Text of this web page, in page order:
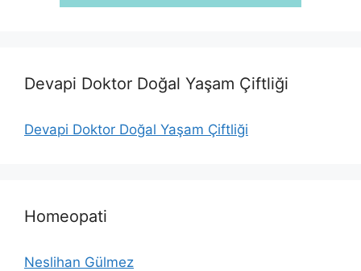
Devapi Doktor Doğal Yaşam Çiftliği
Devapi Doktor Doğal Yaşam Çiftliği
Homeopati
Neslihan Gülmez